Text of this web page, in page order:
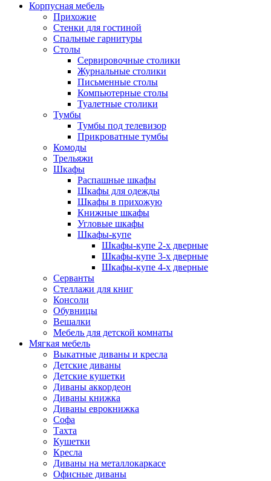
Корпусная мебель
Прихожие
Стенки для гостиной
Спальные гарнитуры
Столы
Сервировочные столики
Журнальные столики
Письменные столы
Компьютерные столы
Туалетные столики
Тумбы
Тумбы под телевизор
Прикроватные тумбы
Комоды
Трельяжи
Шкафы
Распашные шкафы
Шкафы для одежды
Шкафы в прихожую
Книжные шкафы
Угловые шкафы
Шкафы-купе
Шкафы-купе 2-x дверные
Шкафы-купе 3-х дверные
Шкафы-купе 4-х дверные
Серванты
Стеллажи для книг
Консоли
Обувницы
Вешалки
Мебель для детской комнаты
Мягкая мебель
Выкатные диваны и кресла
Детские диваны
Детские кушетки
Диваны аккордеон
Диваны книжка
Диваны еврокнижка
Софа
Тахта
Кушетки
Кресла
Диваны на металлокаркасе
Офисные диваны